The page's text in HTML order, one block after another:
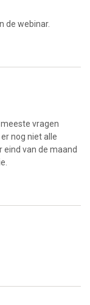
de webinar.
vragen
nog niet alle
eind van de maand